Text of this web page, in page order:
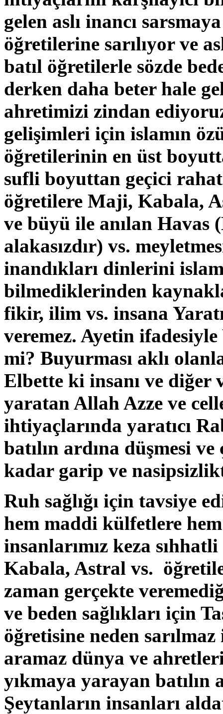
gelen aslı inancı
öğretilerine sarılıyor ve
batıl öğretilerle sözde
derken daha beter hale
ahretimizi zindan
gelişimleri için islamın
öğretilerinin en üst
sufli boyuttan geçici
öğretilere Maji, Kabala,
ve büyü ile anılan Havas
alakasızdır) vs.
inandıkları dinlerini
bilmediklerinden
fikir, ilim vs. insana
veremez. Ayetin
mi? Buyurması aklı
Elbette ki insanı ve diğer
yaratan Allah Azze ve
ihtiyaçlarında yaratıcı
batılın ardına düşmesi
kadar garip ve
Ruh sağlığı için tavsiye
hem maddi külfetlere
insanlarımız keza
Kabala, Astral vs.
zaman gerçekte
ve beden sağlıkları için
öğretisine neden
aramaz dünya ve
yıkmaya yarayan batılın
Şeytanların insanları